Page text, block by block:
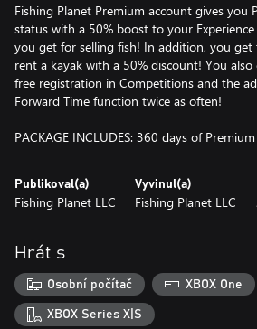
Fishing Planet Premium account gives you
status with a 50% boost to your
you get for selling fish! In addition, you
rent a kayak with a 50% discount! You
free registration in Competitions and the
Forward Time function twice as often!
PACKAGE INCLUDES: 360 days of
Publikoval(a)
Fishing Planet LLC
Vyvinul(a)
Fishing Planet LLC
Hrát s
Osobní počítač XBOX One
XBOX Series X|S